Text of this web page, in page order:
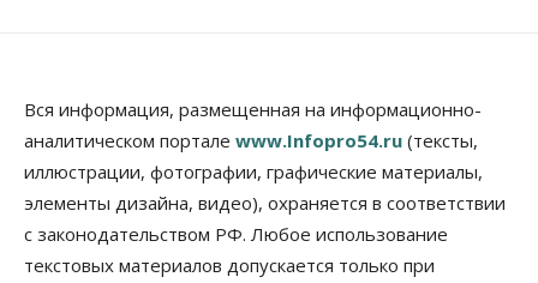
07 Августа 2026, 13:00
Власть
Школы, библиотеки, пешеходные тротуары:
депутаты Госдумы контролируют работы на
социальных объектах
07 Августа 2026, 12:35
Вся информация, размещенная на информационно-
аналитическом портале www.Infopro54.ru (тексты,
иллюстрации, фотографии, графические материалы,
элементы дизайна, видео), охраняется в соответствии
с законодательством РФ. Любое использование
текстовых материалов допускается только при